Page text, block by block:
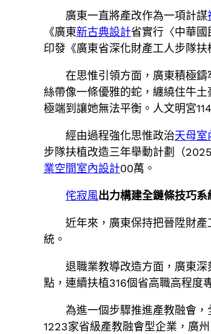
廣東一直將產改作為一項計謀
《廣東新古典設計省實行〈中華
印發《廣東省深化財產工人步隊
在思惟引領方面，廣東積極
絲帶像一條優雅的蛇，纏繞住牛
極端到讓她無法平衡。人文明宮
經由過程強化思惟政治天母室
步隊扶植改造三年舉動計劃（
業空間室內設計00萬。
侘寂風出力構建全鏈條技巧系
近年來，廣東保持把晉陞財
統。
退職業教導改造方面，廣東
點，連續扶植316個省高職高程度
為進一個步驟推進產教融會
1223家省級產教融會型企業，廣